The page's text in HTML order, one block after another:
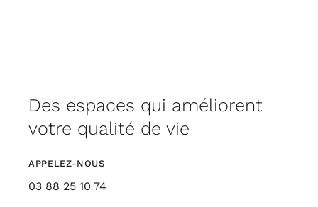
Des espaces qui améliorent
votre qualité de vie
APPELEZ-NOUS
03 88 25 10 74